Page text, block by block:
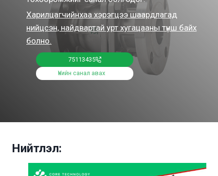
Харилцагчийнхаа хэрэгцээ шаардлагад
нийцсэн, найдвартай урт хугацааны түнш байх
болно.
75113435
Үнийн санал авах
Нийтлэл: